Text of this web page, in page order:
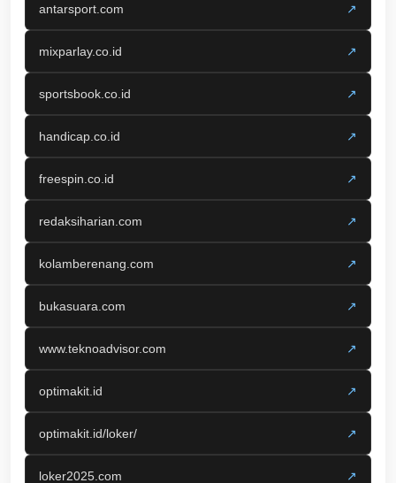
antarsport.com ↗
mixparlay.co.id ↗
sportsbook.co.id ↗
handicap.co.id ↗
freespin.co.id ↗
redaksiharian.com ↗
kolamberenang.com ↗
bukasuara.com ↗
www.teknoadvisor.com ↗
optimakit.id ↗
optimakit.id/loker/ ↗
loker2025.com ↗